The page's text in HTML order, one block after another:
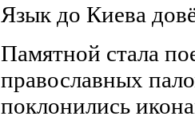
Язык до Киева
Памятной стала
православных
поклонились